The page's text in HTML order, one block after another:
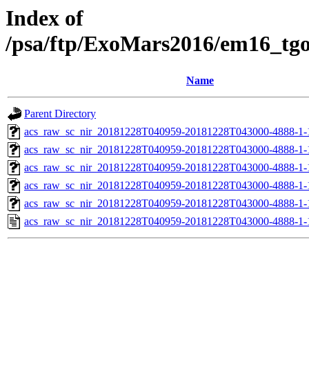
Index of
/psa/ftp/ExoMars2016/
Name
Parent Directory
acs_raw_sc_nir_20181228T040959-20181228T043000-4888-
acs_raw_sc_nir_20181228T040959-20181228T043000-4888-
acs_raw_sc_nir_20181228T040959-20181228T043000-4888-
acs_raw_sc_nir_20181228T040959-20181228T043000-4888-
acs_raw_sc_nir_20181228T040959-20181228T043000-4888-
acs_raw_sc_nir_20181228T040959-20181228T043000-4888-